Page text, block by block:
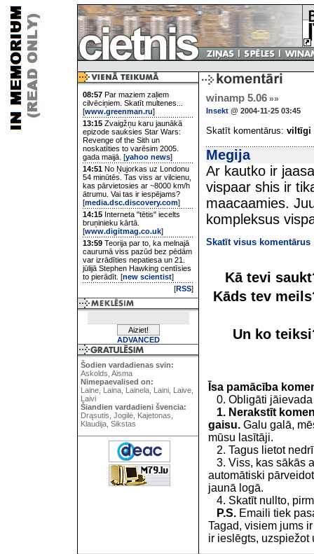
08:57 Par maziem zaļiem
cilvēciņiem. Skatīt multenes...
[www.greenman.ru]
13:15 Zvaigžņu karu jaunākā
epizode sauksies Star Wars:
Revenge of the Sith un
noskatīties to varēsim 2005.
gada maijā. [yahoo news]
14:51 No Ņujorkas uz Londonu
54 minūtēs. Tas viss ar vilcienu,
kas pārvietosies ar ~8000 km/h
ātrumu. Vai tas ir iespējams?
[media.dsc.discovery.com]
14:15 Interneta "tētis" iecelts
bruņinieku kārtā.
[www.digitmag.co.uk]
13:59 Teorija par to, ka melnajā
caurumā viss pazūd bez pēdām
var izrādīties nepatiesa un 21.
jūlijā Stephen Hawking centīsies
to pierādīt. [new scientist]
[RSS]
ADVANCED
Šodien vardadienas svin:
Askolds, Aisma
Nimepaevalised on:
Laine, Laina, Lainela, Laini, Laive,
Laivi
Šiandien vardadieni švencia:
Drąsutis, Jogilė, Kajetonas,
Klaudija, Sikstas
winamp 5.06 »»
Insekt @ 2004-11-25 03:45
Skatīt komentārus: viltīgi
Megija
Ar kautko ir
vispaar shis ir
maacaamies.
kompleksus
Skatīt visus komentārus
Kā tevi
Kāds tev
Un ko
Īsa pamācība
0. Obligāti jāievada
1. Nerakstīt
gaisu. Galu galā,
mūsu lasītāji.
2. Tagus lietot
3. Viss, kas sākās
automātiski
jaunā logā.
4. Skatīt nullto,
P.S. Emaili tiek
Tagad, visiem jums
ir ieslēgts, uzspiežot